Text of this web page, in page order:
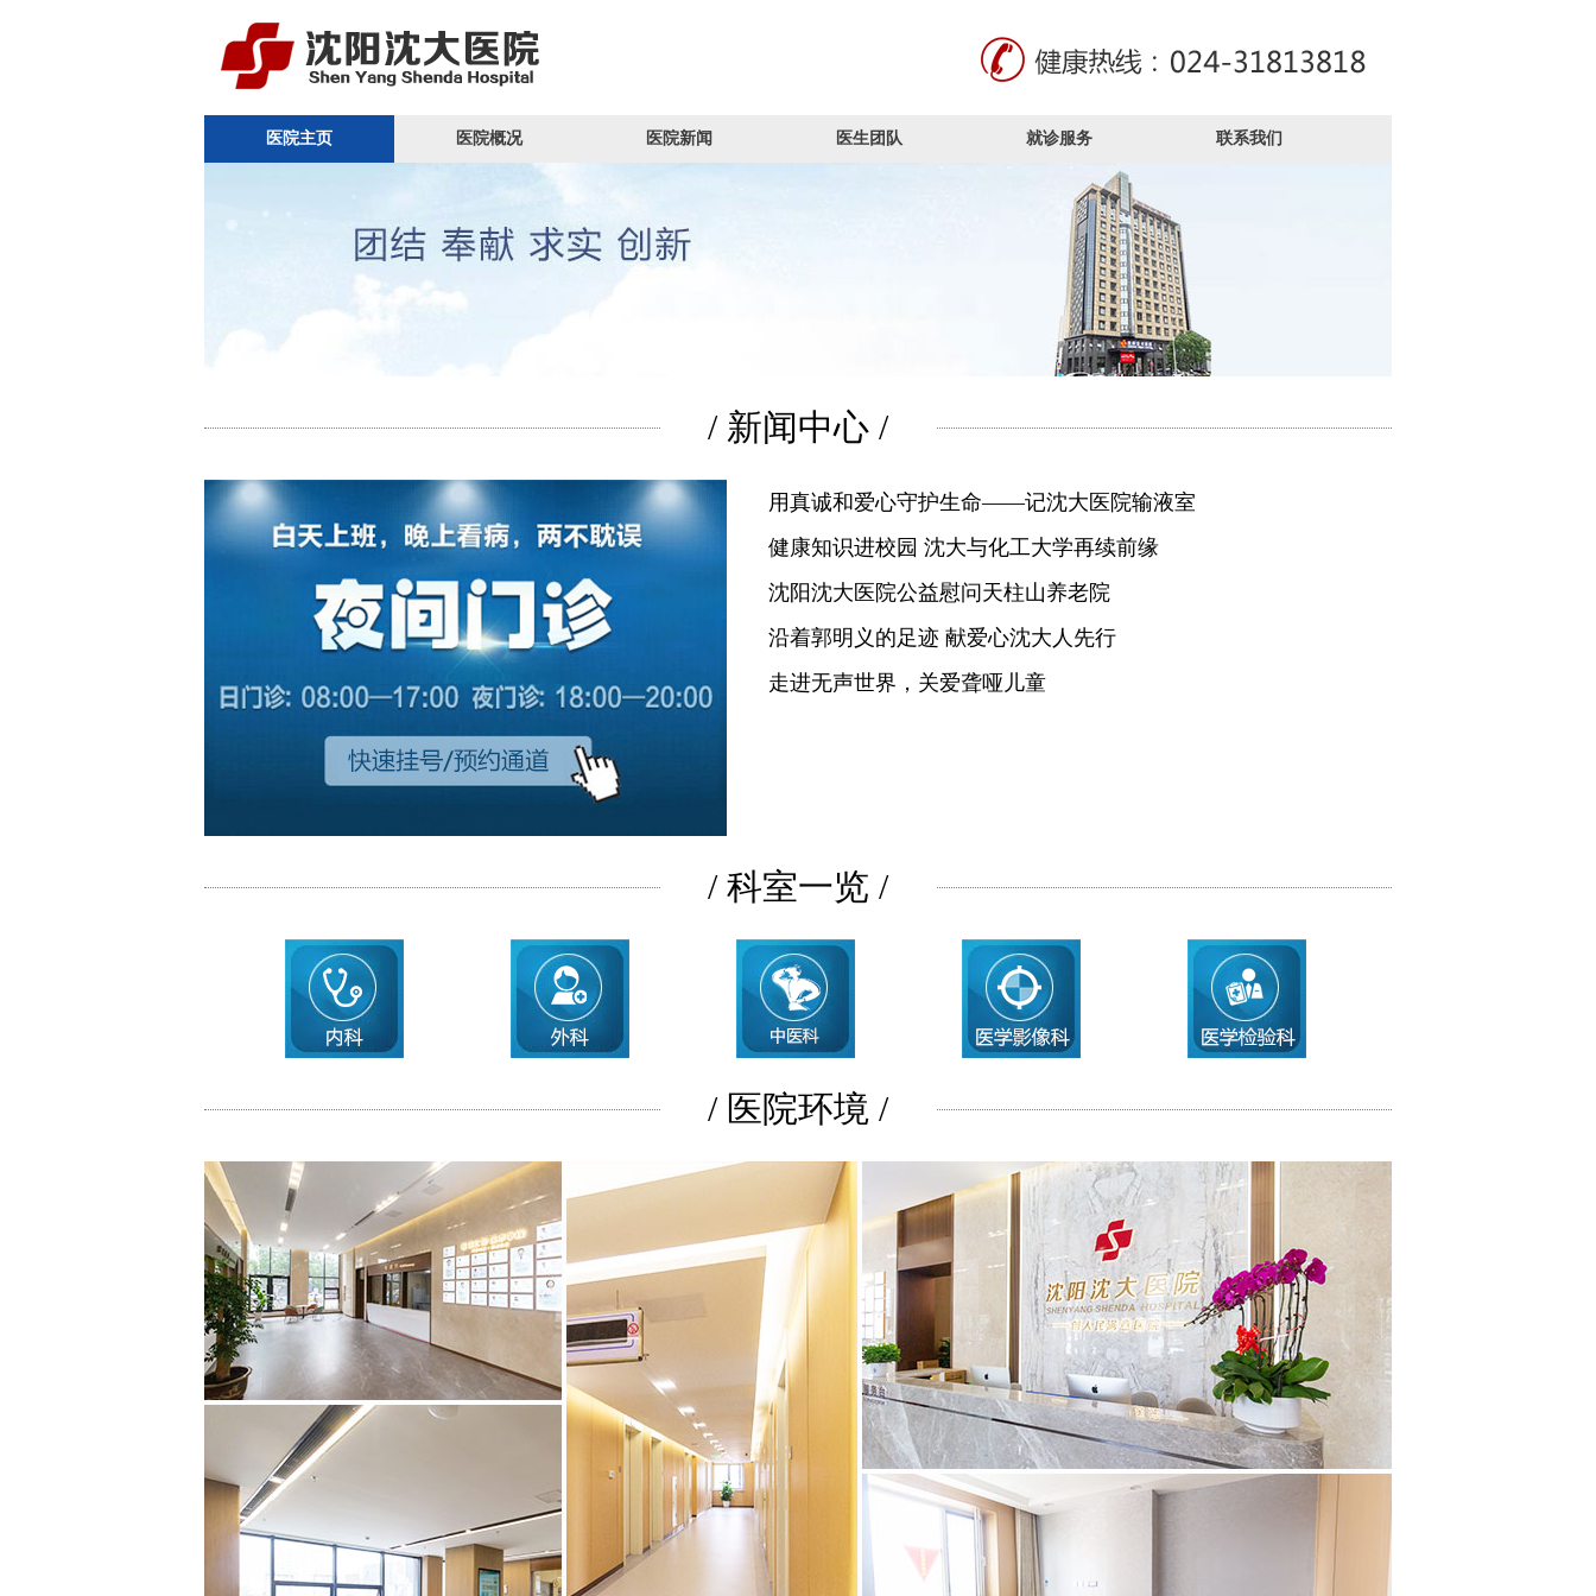
医院主页 医院概况 医院新闻 医生团队 就诊服务 联系我们
/ 新闻中心 /
用真诚和爱心守护生命——记沈大医院输液室
健康知识进校园 沈大与化工大学再续前缘
沈阳沈大医院公益慰问天柱山养老院
沿着郭明义的足迹 献爱心沈大人先行
走进无声世界，关爱聋哑儿童
/ 科室一览 /
/ 医院环境 /